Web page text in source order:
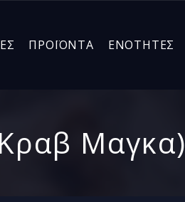
ΠΡΟΪΟΝΤΑ ΕΝΌΤΗΤΕΣ
Μαγκα)